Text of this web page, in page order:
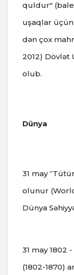
quldur"
uşaqlar üçün
dən çox
2012) Dövlət
olub.
Dünya
31 may
olunur
Dünya
31 may 1802
(1802-1870)